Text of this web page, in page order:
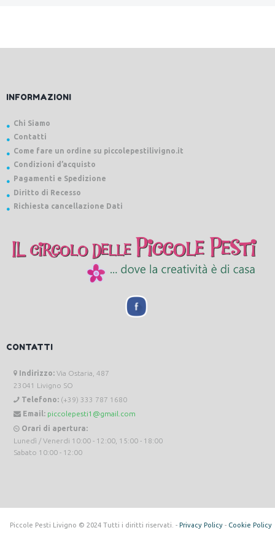
INFORMAZIONI
Chi Siamo
Contatti
Come fare un ordine su piccolepestilivigno.it
Condizioni d’acquisto
Pagamenti e Spedizione
Diritto di Recesso
Richiesta cancellazione Dati
CONTATTI
Indirizzo: Via Ostaria, 487
23041 Livigno SO
Telefono: (+39) 333 787 1680
Email: piccolepesti1@gmail.com
Orari di apertura:
Lunedì / Venerdi 10:00 - 12:00, 15:00 - 18:00
Sabato 10:00 - 12:00
Piccole Pesti Livigno © 2024 Tutti i diritti riservati. - Privacy Policy- Cookie Policy